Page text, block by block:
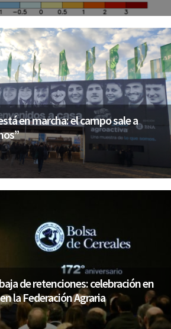
en marcha: el campo sale a
de retenciones: celebración en
la Federación Agraria